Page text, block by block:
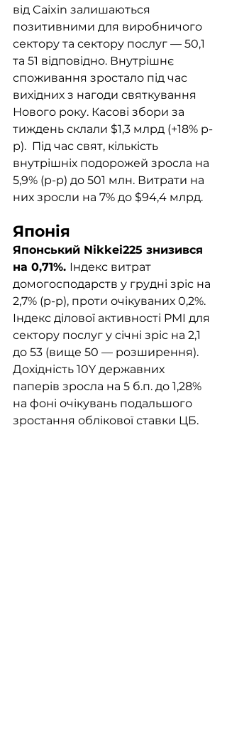
від Caixin залишаються
позитивними для виробничого
сектору та сектору послуг — 50,1
та 51 відповідно. Внутрішнє
споживання зростало під час
вихідних з нагоди святкування
Нового року. Касові збори за
тиждень склали $1,3 млрд (+18% р-
р).  Під час свят, кількість
внутрішніх подорожей зросла на
5,9% (р-р) до 501 млн. Витрати на
них зросли на 7% до $94,4 млрд.
Японія
Японський Nikkei225 знизився
на 0,71%. Індекс витрат
домогосподарств у грудні зріс на
2,7% (р-р), проти очікуваних 0,2%.
Індекс ділової активності PMI для
сектору послуг у січні зріс на 2,1
до 53 (вище 50 — розширення).
Дохідність 10Y державних
паперів зросла на 5 б.п. до 1,28%
на фоні очікувань подальшого
зростання облікової ставки ЦБ.